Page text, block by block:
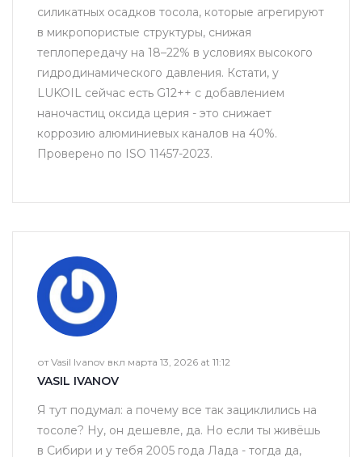
силикатных осадков тосола, которые агрегируют
в микропористые структуры, снижая
теплопередачу на 18–22% в условиях высокого
гидродинамического давления. Кстати, у
LUKOIL сейчас есть G12++ с добавлением
наночастиц оксида церия - это снижает
коррозию алюминиевых каналов на 40%.
Проверено по ISO 11457-2023.
от Vasil Ivanov вкл марта 13, 2026 at 11:12
VASIL IVANOV
Я тут подумал: а почему все так зациклились на
тосоле? Ну, он дешевле, да. Но если ты живёшь
в Сибири и у тебя 2005 года Лада - тогда да,